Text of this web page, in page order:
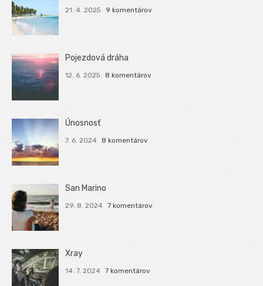
21. 4. 2025 9 komentárov
Pojezdová dráha
12. 6. 2025 8 komentárov
Únosnosť
7. 6. 2024 8 komentárov
San Marino
29. 8. 2024 7 komentárov
Xray
14. 7. 2024 7 komentárov